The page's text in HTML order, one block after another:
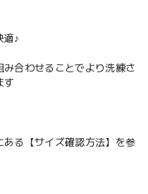
適♪
合わせることでより洗練さ
す
る【サイズ確認方法】を参